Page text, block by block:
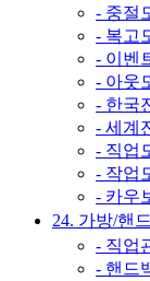
- 중절
- 복고
- 이벤
- 아웃
- 한국
- 세계
- 직업
- 작업
- 카우
24. 가방/핸
- 직업
- 핸드